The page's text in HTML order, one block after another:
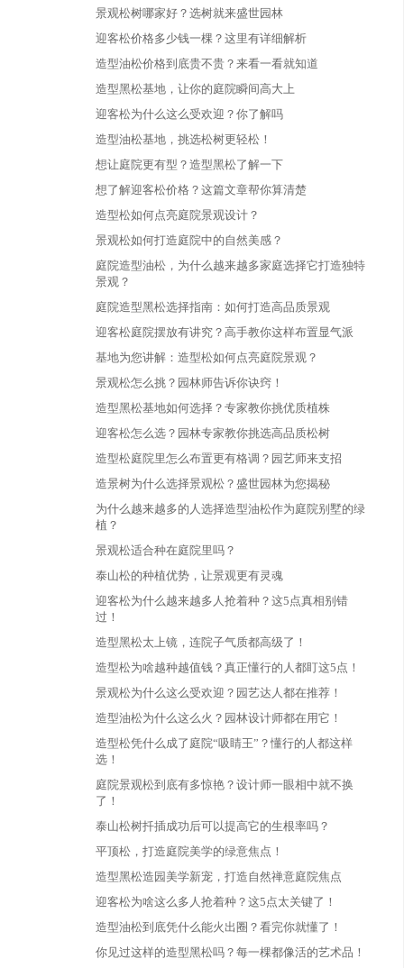
景观松树哪家好？选树就来盛世园林
迎客松价格多少钱一棵？这里有详细解析
造型油松价格到底贵不贵？来看一看就知道
造型黑松基地，让你的庭院瞬间高大上
迎客松为什么这么受欢迎？你了解吗
造型油松基地，挑选松树更轻松！
想让庭院更有型？造型黑松了解一下
想了解迎客松价格？这篇文章帮你算清楚
造型松如何点亮庭院景观设计？
景观松如何打造庭院中的自然美感？
庭院造型油松，为什么越来越多家庭选择它打造独特
景观？
庭院造型黑松选择指南：如何打造高品质景观
迎客松庭院摆放有讲究？高手教你这样布置显气派
基地为您讲解：造型松如何点亮庭院景观？
景观松怎么挑？园林师告诉你诀窍！
造型黑松基地如何选择？专家教你挑优质植株
迎客松怎么选？园林专家教你挑选高品质松树
造型松庭院里怎么布置更有格调？园艺师来支招
造景树为什么选择景观松？盛世园林为您揭秘
为什么越来越多的人选择造型油松作为庭院别墅的绿
植？
景观松适合种在庭院里吗？
泰山松的种植优势，让景观更有灵魂
迎客松为什么越来越多人抢着种？这5点真相别错
过！
造型黑松太上镜，连院子气质都高级了！
造型松为啥越种越值钱？真正懂行的人都盯这5点！
景观松为什么这么受欢迎？园艺达人都在推荐！
造型油松为什么这么火？园林设计师都在用它！
造型松凭什么成了庭院“吸睛王”？懂行的人都这样
选！
庭院景观松到底有多惊艳？设计师一眼相中就不换
了！
泰山松树扦插成功后可以提高它的生根率吗？
平顶松，打造庭院美学的绿意焦点！
造型黑松造园美学新宠，打造自然禅意庭院焦点
迎客松为啥这么多人抢着种？这5点太关键了！
造型油松到底凭什么能火出圈？看完你就懂了！
你见过这样的造型黑松吗？每一棵都像活的艺术品！